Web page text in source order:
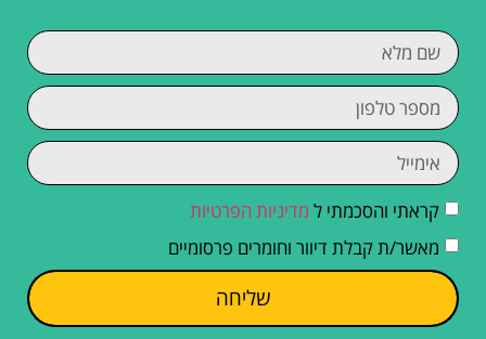
קראתי והסכמתי ל מדיניות הפרטיות
מאשר/ת קבלת דיוור וחומרים פרסומיים
שליחה